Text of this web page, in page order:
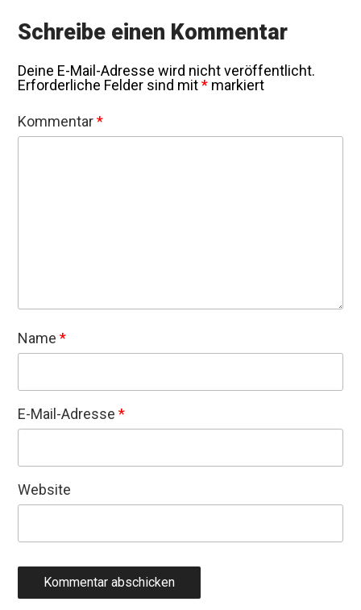
Schreibe einen Kommentar
Deine E-Mail-Adresse wird nicht veröffentlicht.
Erforderliche Felder sind mit* markiert
Kommentar*
Name*
E-Mail-Adresse*
Website